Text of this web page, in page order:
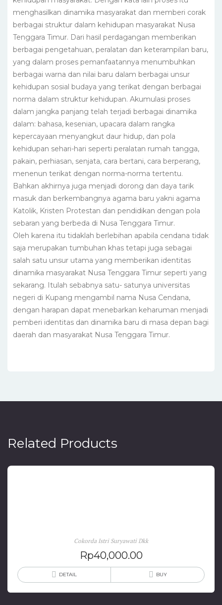
menghasilkan dinamika masyarakat dan memberi corak
berbagai struktur dalam kehidupan masyarakat Nusa
Tenggara Timur. Dari hasil perdagangan memberikan
berbagai pengetahuan, peralatan dan keterampilan baru,
yang dalam proses pemanfaatannya menumbuhkan
berbagai warna dan nilai baru dalam berbagai unsur
kehidupan sosial budaya yang terikat dengan berbagai
norma dalam struktur kehidupan. Akumulasi proses
dalam jangka panjang telah terjadi berbagai dinamika
dalam: bahasa, kesenian, upacara dalam rangka
kepercayaan menyangkut daur hidup, dan pola
kehidupan sehari-hari seperti peralatan rumah tangga,
pakain, perhiasan, senjata, cara bertani, cara berperang,
menenun terikat dengan norma-norma tertentu.
Bahkan akhirnya juga menjadi dorong dan daya tarik
masuk dan berkembangnya agama baru yakni agama
Katolik, Kristen Protestan dan pendidikan dengan pola
sebaran yang berbeda di Nusa Tenggara Timur.
Oleh karena itu tidaklah berlebihan apabila cendana tidak
saja merupakan tumbuhan khas tetapi juga sebagai
salah satu unsur utama yang memberikan identitas
dinamika masyarakat Nusa Tenggara Timur seperti yang
sekarang. Itulah sebabnya satu- satunya universitas
negeri di Kupang mengambil nama Nusa Cendana,
dengan harapan dapat menebarkan keharuman menjadi
pemberi identitas dan dinamika baru di masa depan bagi
daerah dan masyarakat Nusa Tenggara Timur.
Related Products
Cokorda Istri Suryawati Dkk
Rp40,000.00
DETAIL BUY